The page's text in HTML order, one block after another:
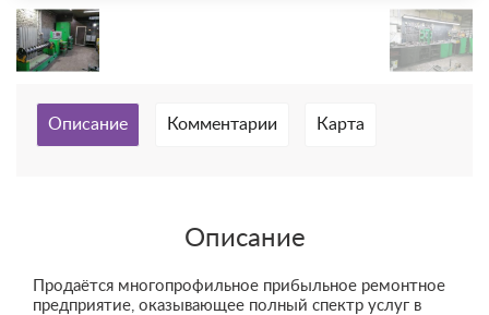
Описание Комментарии Карта
Описание
Продаётся многопрофильное прибыльное ремонтное
предприятие, оказывающее полный спектр услуг в